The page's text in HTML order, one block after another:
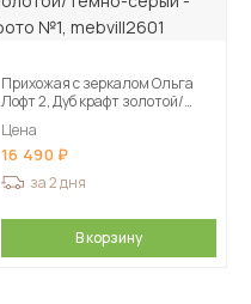
Прихожая с зеркалом Ольга
Лофт 2, Дуб крафт золотой/
Цена
16 490
за 2 дня
В корзину